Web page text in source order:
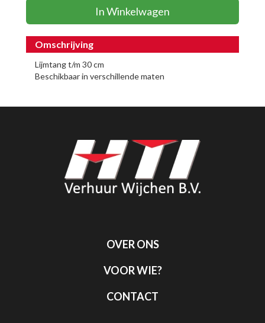
In Winkelwagen
Omschrijving
Lijmtang t/m 30 cm
Beschikbaar in verschillende maten
OVER ONS
VOOR WIE?
CONTACT